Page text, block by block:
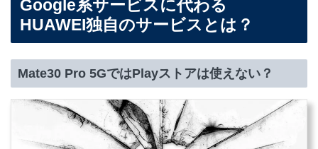
Google系サービスに代わる
HUAWEI独自のサービスとは？
Mate30 Pro 5GではPlayストアは使えない？